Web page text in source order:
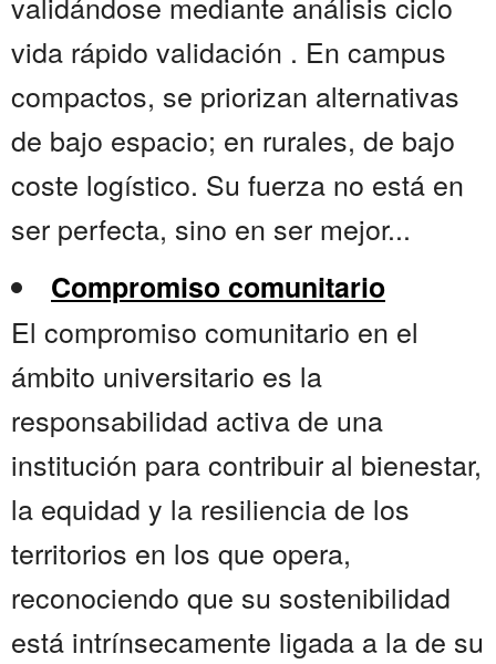
vida rápido validación . En campus
compactos, se priorizan alternativas
de bajo espacio; en rurales, de bajo
coste logístico. Su fuerza no está en
ser perfecta, sino en ser mejor...
Compromiso comunitario
El compromiso comunitario en el
ámbito universitario es la
responsabilidad activa de una
institución para contribuir al bienestar,
la equidad y la resiliencia de los
territorios en los que opera,
reconociendo que su sostenibilidad
está intrínsecamente ligada a la de su